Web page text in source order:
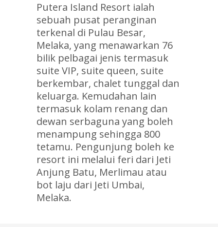
Putera Island Resort ialah
sebuah pusat peranginan
terkenal di Pulau Besar,
Melaka, yang menawarkan 76
bilik pelbagai jenis termasuk
suite VIP, suite queen, suite
berkembar, chalet tunggal dan
keluarga. Kemudahan lain
termasuk kolam renang dan
dewan serbaguna yang boleh
menampung sehingga 800
tetamu. Pengunjung boleh ke
resort ini melalui feri dari Jeti
Anjung Batu, Merlimau atau
bot laju dari Jeti Umbai,
Melaka.